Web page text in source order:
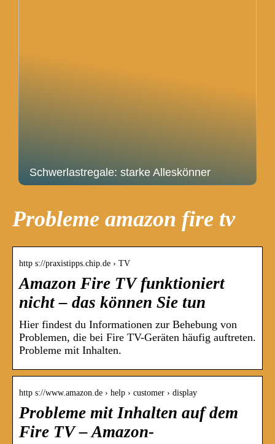
Schwerlastregale: starke Alleskönner
Probleme amazon fire tv
http s://praxistipps.chip.de › TV
Amazon Fire TV funktioniert
nicht – das können Sie tun
Hier findest du Informationen zur Behebung von
Problemen, die bei Fire TV-Geräten häufig auftreten.
Probleme mit Inhalten.
http s://www.amazon.de › help › customer › display
Probleme mit Inhalten auf dem
Fire TV – Amazon-